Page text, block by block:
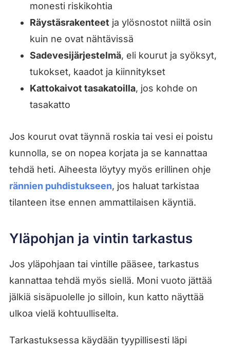
monesti riskikohtia
Räystäsrakenteet ja ylösnostot niiltä osin
kuin ne ovat nähtävissä
Sadevesijärjestelmä, eli kourut ja syöksyt,
tukokset, kaadot ja kiinnitykset
Kattokaivot tasakatoilla, jos kohde on
tasakatto
Jos kourut ovat täynnä roskia tai vesi ei poistu
kunnolla, se on nopea korjata ja se kannattaa
tehdä heti. Aiheesta löytyy myös erillinen ohje
rännien puhdistukseen, jos haluat tarkistaa
tilanteen itse ennen ammattilaisen käyntiä.
Yläpohjan ja vintin tarkastus
Jos yläpohjaan tai vintille pääsee, tarkastus
kannattaa tehdä myös siellä. Moni vuoto jättää
jälkiä sisäpuolelle jo silloin, kun katto näyttää
ulkoa vielä kohtuulliselta.
Tarkastuksessa käydään tyypillisesti läpi